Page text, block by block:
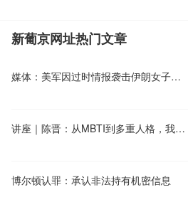
新葡京网址热门文章
媒体：美军因过时情报袭击伊朗女子学校
讲座｜陈晋：从MBTI到多重人格，我们如何定义自我？
博尔顿认罪：承认非法持有机密信息